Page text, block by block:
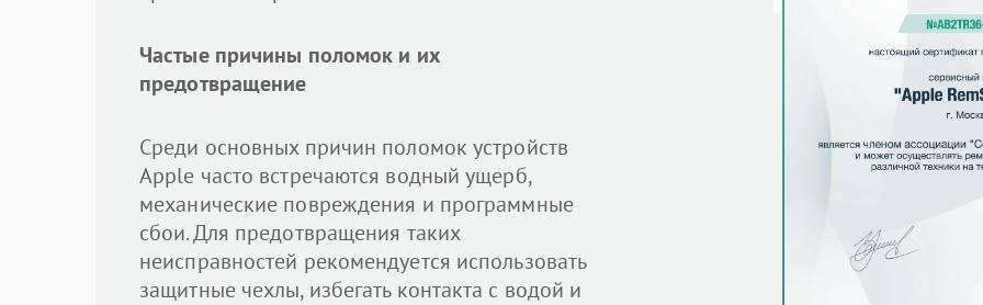
Частые причины поломок и их
предотвращение
Среди основных причин поломок устройств
Apple часто встречаются водный ущерб,
механические повреждения и программные
сбои. Для предотвращения таких
неисправностей рекомендуется использовать
защитные чехлы, избегать контакта с водой и